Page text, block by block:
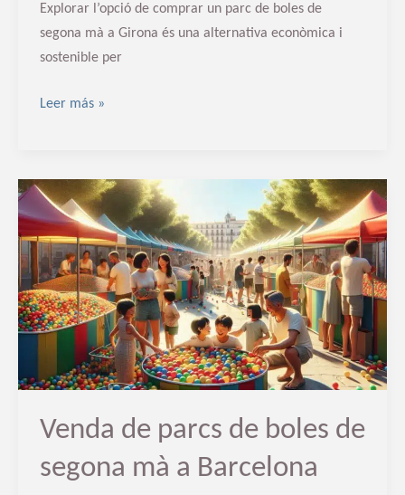
Explorar l’opció de comprar un parc de boles de
segona mà a Girona és una alternativa econòmica i
sostenible per
Leer más »
Venda de parcs de boles de
segona mà a Barcelona
Venda
parcs
de
boles
de
segona
a